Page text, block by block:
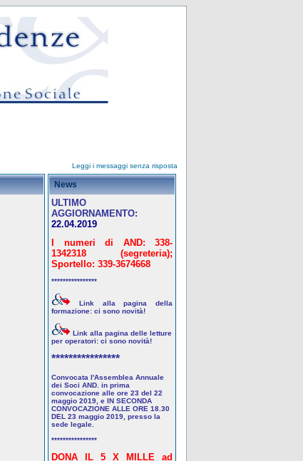
Leggi i messaggi senza risposta
News
ULTIMO
AGGIORNAMENTO:
22.04.2019
I numeri di AND: 338-
1342318 (segreteria);
Sportello: 339-3674668
****************
Link alla pagina della
formazione: ci sono novità!
Link alla pagina delle letture
per operatori: ci sono novità!
****************
Convocata l'Assemblea Annuale
dei Soci AND. in prima
convocazione alle ore 23 del 22
maggio 2019, e IN SECONDA
CONVOCAZIONE ALLE ORE 18.30
DEL 23 maggio 2019, presso la
sede legale.
****************
DONA IL 5 X MILLE ad